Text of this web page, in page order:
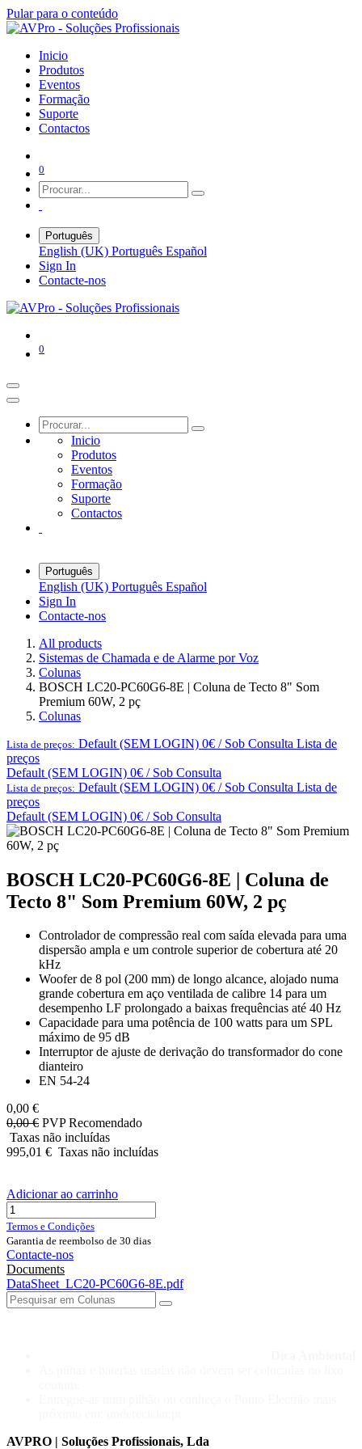
Pular para o conteúdo
Inicio
Produtos
Eventos
Formação
Suporte
Contactos
0
Português
English (UK) Português Español
Sign In
Contacte-nos
0
Inicio
Produtos
Eventos
Formação
Suporte
Contactos
Português
English (UK) Português Español
Sign In
Contacte-nos
All products
Sistemas de Chamada e de Alarme por Voz
Colunas
BOSCH LC20-PC60G6-8E | Coluna de Tecto 8" Som
Premium 60W, 2 pç
Colunas
Lista de preços: Default (SEM LOGIN) 0€ / Sob Consulta Lista de
preços
Default (SEM LOGIN) 0€ / Sob Consulta
Lista de preços: Default (SEM LOGIN) 0€ / Sob Consulta Lista de
preços
Default (SEM LOGIN) 0€ / Sob Consulta
BOSCH LC20-PC60G6-8E | Coluna de
Tecto 8" Som Premium 60W, 2 pç
Controlador de compressão real com saída elevada para uma
dispersão ampla e um controle superior de cobertura até 20
kHz
Woofer de 8 pol (200 mm) de longo alcance, alojado numa
grande cobertura em aço ventilada de calibre 14 para um
desempenho LF prolongado a baixas frequências até 40 Hz
Capacidade para uma potência de 100 watts para um SPL
máximo de 95 dB
Interruptor de ajuste de derivação do transformador do cone
dianteiro
EN 54-24
0,00 €
0,00€ PVP Recomendado
Taxas não incluídas
995,01 € Taxas não incluídas
Adicionar ao carrinho
Termos e Condições
Garantia de reembolso de 30 dias
Contacte-nos
Documents
DataSheet_LC20-PC60G6-8E.pdf
AVPRO | Soluções Profissionais, Lda